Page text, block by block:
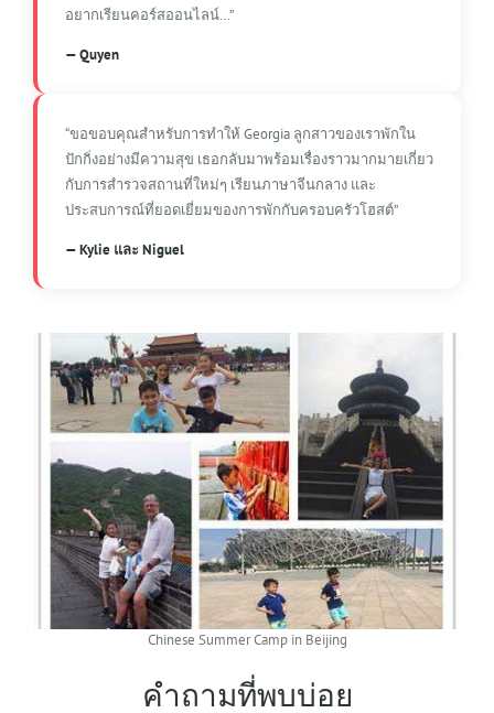
อยากเรียนคอร์สออนไลน์…”
— Quyen
“ขอขอบคุณสำหรับการทำให้ Georgia ลูกสาวของเราพักใน
ปักกิ่งอย่างมีความสุข เธอกลับมาพร้อมเรื่องราวมากมายเกี่ยว
กับการสำรวจสถานที่ใหม่ๆ เรียนภาษาจีนกลาง และ
ประสบการณ์ที่ยอดเยี่ยมของการพักกับครอบครัวโฮสต์”
— Kylie และ Niguel
Chinese Summer Camp in Beijing
คำถามที่พบบ่อย